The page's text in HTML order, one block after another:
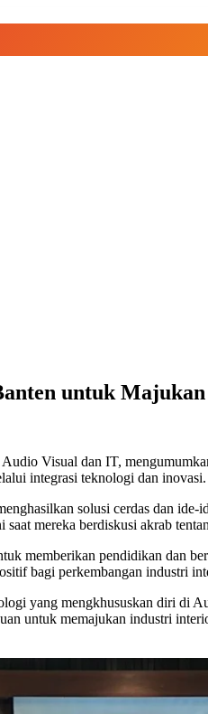
untuk
Visual dan IT,
integrasi teknologi dan inovasi.
solusi cerdas dan
mereka berdiskusi akrab
memberikan pendidikan dan
bagi perkembangan industri
yang mengkhususkan diri di
untuk memajukan industri